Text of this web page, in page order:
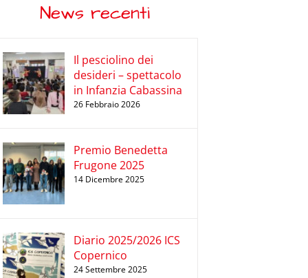
News recenti
Il pesciolino dei
desideri – spettacolo
in Infanzia Cabassina
26 Febbraio 2026
Premio Benedetta
Frugone 2025
14 Dicembre 2025
Diario 2025/2026 ICS
Copernico
24 Settembre 2025